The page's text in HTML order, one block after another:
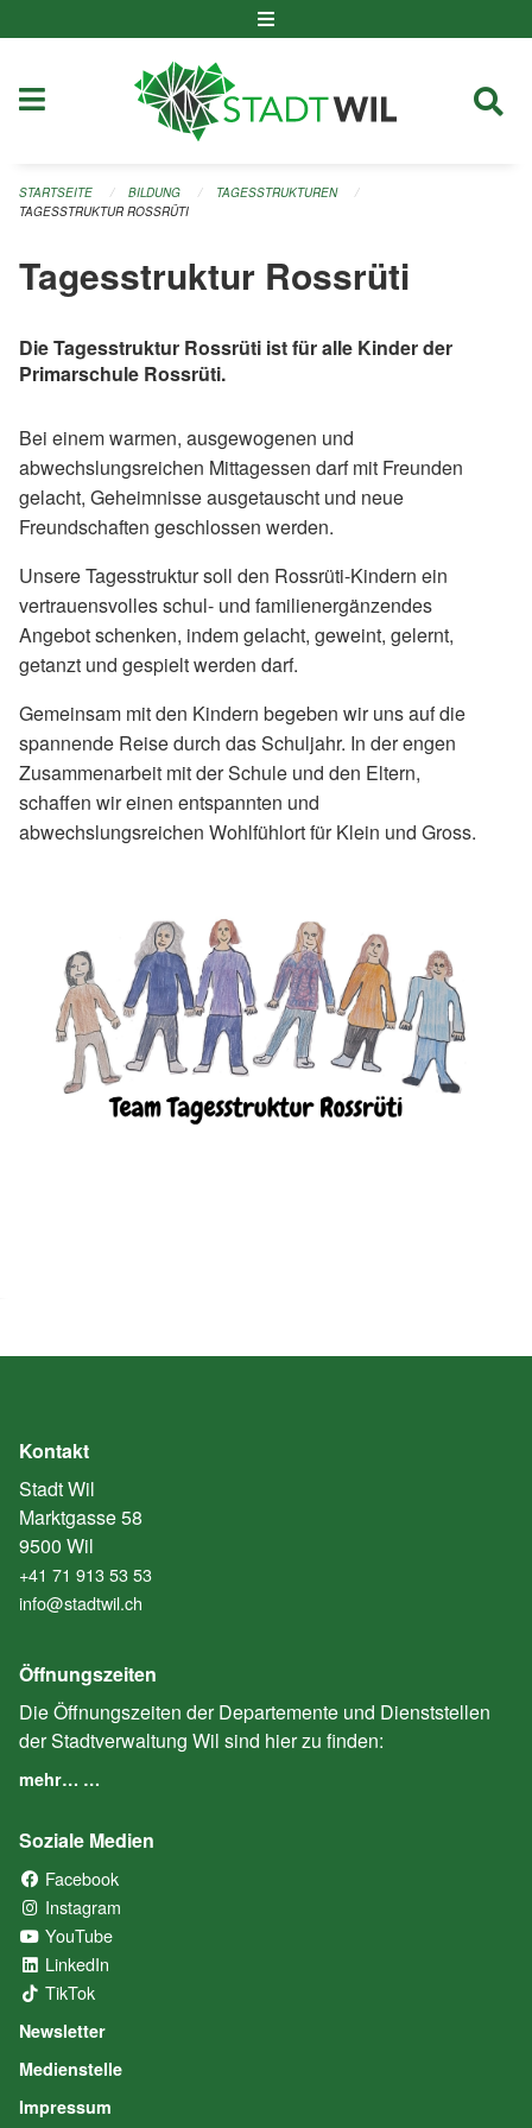
STARTSEITE BILDUNG
TAGESSTRUKTUREN
TAGESSTRUKTUR ROSSRÜTI
Tagesstruktur Rossrüti
Die Tagesstruktur Rossrüti ist für alle Kinder der
Primarschule Rossrüti.
Bei einem warmen, ausgewogenen und
abwechslungsreichen Mittagessen darf mit Freunden
gelacht, Geheimnisse ausgetauscht und neue
Freundschaften geschlossen werden.
Unsere Tagesstruktur soll den Rossrüti-Kindern ein
vertrauensvolles schul- und familienergänzendes
Angebot schenken, indem gelacht, geweint, gelernt,
getanzt und gespielt werden darf.
Gemeinsam mit den Kindern begeben wir uns auf die
spannende Reise durch das Schuljahr. In der engen
Zusammenarbeit mit der Schule und den Eltern,
schaffen wir einen entspannten und
abwechslungsreichen Wohlfühlort für Klein und Gross.
Kontakt
Stadt Wil
Marktgasse 58
9500 Wil
+41 71 913 53 53
info@stadtwil.ch
Öffnungszeiten
Die Öffnungszeiten der Departemente und Dienststellen
der Stadtverwaltung Wil sind hier zu finden:
mehr… …
Soziale Medien
Facebook
Instagram
YouTube
LinkedIn
TikTok
Newsletter
Medienstelle
Impressum